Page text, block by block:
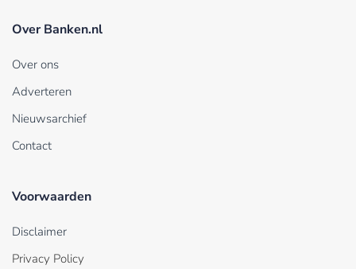
Over Banken.nl
Over ons
Adverteren
Nieuwsarchief
Contact
Voorwaarden
Disclaimer
Privacy Policy